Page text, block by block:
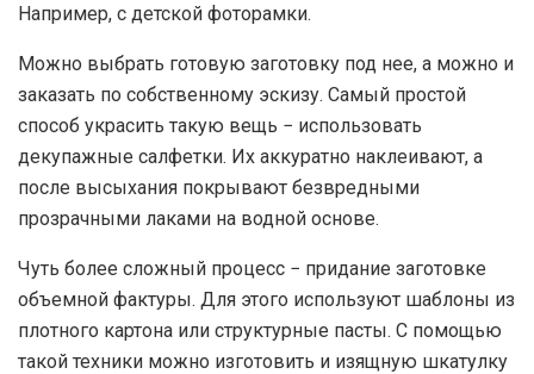
Например, с детской фоторамки.
Можно выбрать готовую заготовку под нее, а можно и
заказать по собственному эскизу. Самый простой
способ украсить такую вещь − использовать
декупажные салфетки. Их аккуратно наклеивают, а
после высыхания покрывают безвредными
прозрачными лаками на водной основе.
Чуть более сложный процесс − придание заготовке
объемной фактуры. Для этого используют шаблоны из
плотного картона или структурные пасты. С помощью
такой техники можно изготовить и изящную шкатулку